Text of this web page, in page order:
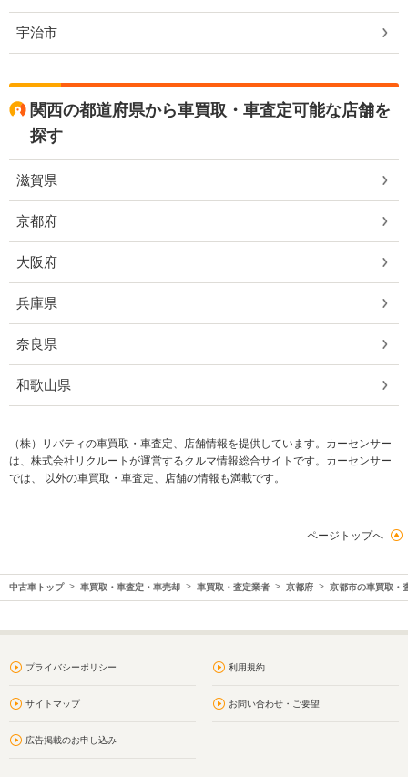
宇治市
関西の都道府県から車買取・車査定可能な店舗を
探す
滋賀県
京都府
大阪府
兵庫県
奈良県
和歌山県
（株）リバティの車買取・車査定、店舗情報を提供しています。カーセンサー
は、株式会社リクルートが運営するクルマ情報総合サイトです。カーセンサー
では、 以外の車買取・車査定、店舗の情報も満載です。
ページトップへ
中古車トップ 車買取・車査定・車売却 車買取・査定業者 京都府 京都市の車買取・
プライバシーポリシー 利用規約
サイトマップ お問い合わせ・ご要望
広告掲載のお申し込み